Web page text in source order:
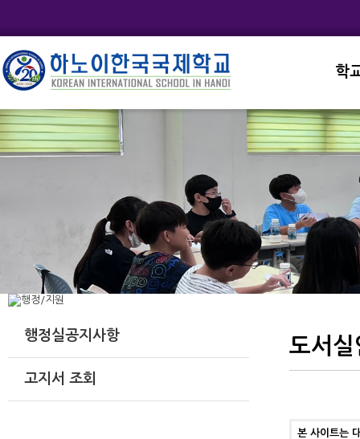
학
교
학
학
학
학
행정실공지사항
고지서 조회
도서실
본 사이트는